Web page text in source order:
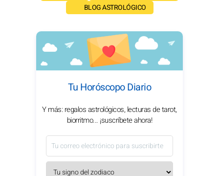
BLOG ASTROLÓGICO
Tu Horóscopo Diario
Y más: regalos astrológicos, lecturas de tarot,
biorritmo... ¡suscríbete ahora!